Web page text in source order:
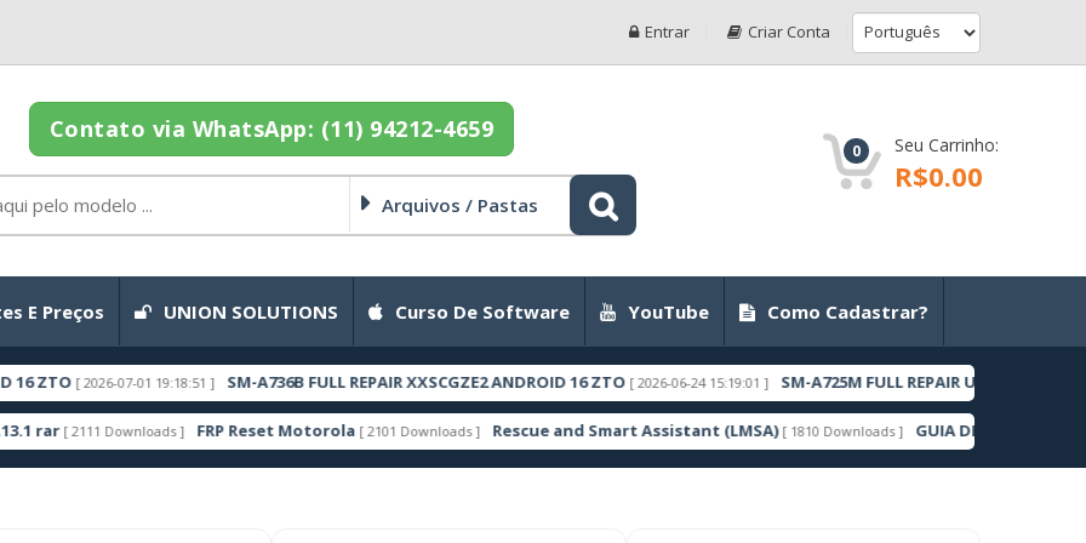
Entrar Criar Conta
Contato via WhatsApp: (11) 94212-4659
Arquivos / Pastas
0 Seu Carrinho:
R$0.00
E Preços UNION SOLUTIONS Curso De Software YouTube Como Cadastrar?
07-01 19:18:51 ] SM-A736B FULL REPAIR XXSCGZE2 ANDROID 16 ZTO [ 2026-06-24 15:19:01 ] SM-A725M FULL REPAIR UBSBFYC1 ANDROID 11
Downloads ] FRP Reset Motorola [ 2101 Downloads ] Rescue and Smart Assistant (LMSA) [ 1810 Downloads ] GUIA DE COMO DESBLOQUEAR